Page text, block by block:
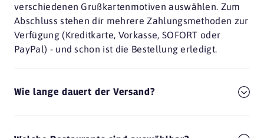
verschiedenen Grußkartenmotiven auswählen. Zum
Abschluss stehen dir mehrere Zahlungsmethoden zur
Verfügung (Kreditkarte, Vorkasse, SOFORT oder
PayPal) - und schon ist die Bestellung erledigt.
Wie lange dauert der Versand?